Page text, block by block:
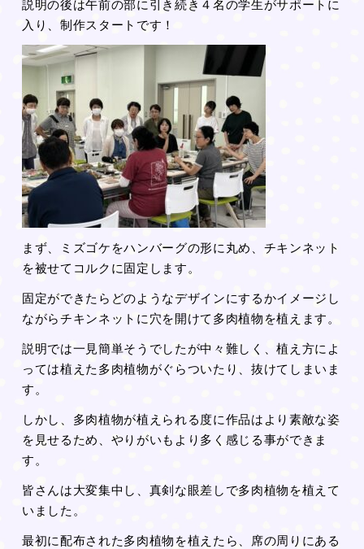
説明の後は午前の部に引き続き４名の学生がサポートに
入り、制作スタートです！
まず、ミズゴケをハンバーグの形に丸め、チキンネット
を被せてコルクに固定します。
固定ができたらどのようなデザインにするかイメージし
ながらチキンネットに穴を開けて多肉植物を植えます。
説明では一見簡単そうでしたが中々難しく、植え方によ
っては植えた多肉植物がぐらついたり、抜けてしまいま
す。
しかし、多肉植物が植えられる度に作品はより素敵な姿
を見せるため、やりがいもより多く感じる事ができま
す。
皆さんは大変集中し、真剣な眼差しで多肉植物を植えて
いました。
最初に配布された多肉植物を植えたら、席の周りにある